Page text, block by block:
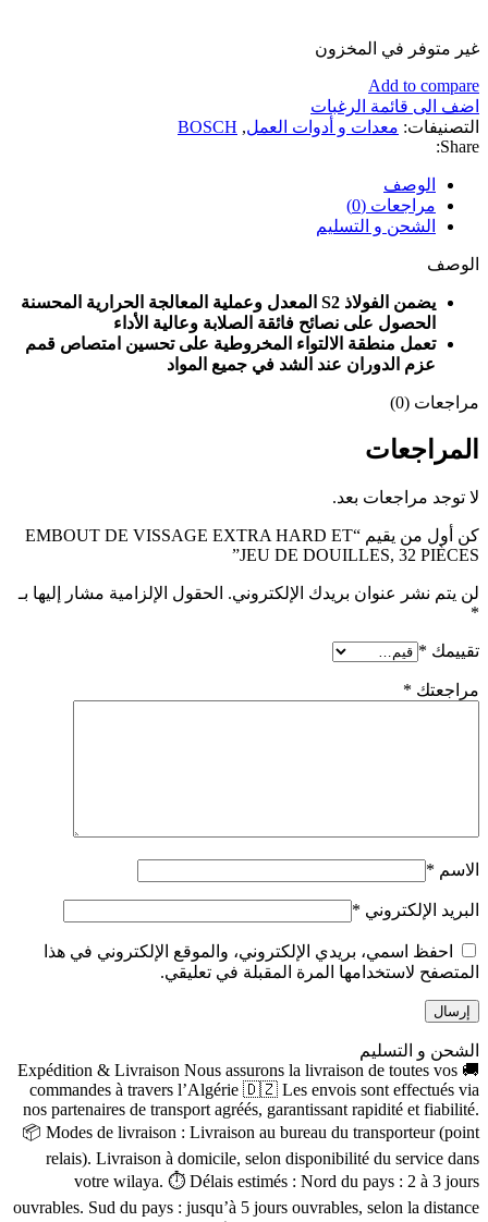
غير متوفر في المخزون
Add to compare
اضف الى قائمة الرغبات
التصنيفات: معدات و أدوات العمل,
BOSCH
Share:
الوصف
مراجعات (0)
الشحن و التسليم
الوصف
يضمن الفولاذ S2 المعدل وعملية المعالجة الحرارية المحسنة
الحصول على نصائح فائقة الصلابة وعالية الأداء
تعمل منطقة الالتواء المخروطية على تحسين امتصاص قمم
عزم الدوران عند الشد في جميع المواد
مراجعات (0)
المراجعات
لا توجد مراجعات بعد.
كن أول من يقيم “EMBOUT DE VISSAGE EXTRA HARD ET
JEU DE DOUILLES, 32 PIÈCES”
لن يتم نشر عنوان بريدك الإلكتروني. الحقول الإلزامية مشار إليها بـ
*
تقييمك *
مراجعتك *
الاسم *
البريد الإلكتروني *
احفظ اسمي، بريدي الإلكتروني، والموقع الإلكتروني في هذا
المتصفح لاستخدامها المرة المقبلة في تعليقي.
الشحن و التسليم
🚚 Expédition & Livraison Nous assurons la livraison de toutes vos
commandes à travers l’Algérie 🇩🇿 Les envois sont effectués via
nos partenaires de transport agréés, garantissant rapidité et fiabilité.
📦 Modes de livraison : Livraison au bureau du transporteur (point
relais). Livraison à domicile, selon disponibilité du service dans
votre wilaya. ⏱ Délais estimés : Nord du pays : 2 à 3 jours
ouvrables. Sud du pays : jusqu’à 5 jours ouvrables, selon la distance